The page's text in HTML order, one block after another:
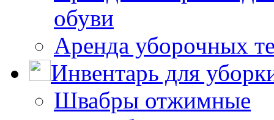
обуви
Аренда уборочных
Инвентарь для
Швабры отжимные